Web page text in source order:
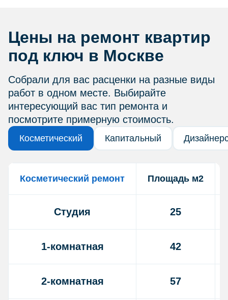
Цены на ремонт квартир
под ключ в Москве
Собрали для вас расценки на разные виды
работ в одном месте. Выбирайте
интересующий вас тип ремонта и
посмотрите примерную стоимость.
Косметический Капитальный
Косметический ремонт Площадь м2
Студия 25
1-комнатная 42
2-комнатная 57